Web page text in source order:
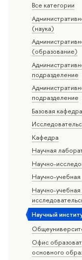
Все категории
(наука)
(образование)
подразделение
подразделение
Базовая кафедра
Кафедра
Научная
Научно-
Научно-учебная
Научно-
Научный
Офис
основного